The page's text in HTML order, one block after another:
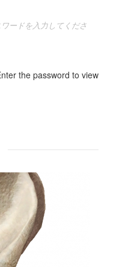
ードを入力してくださ
the password to view